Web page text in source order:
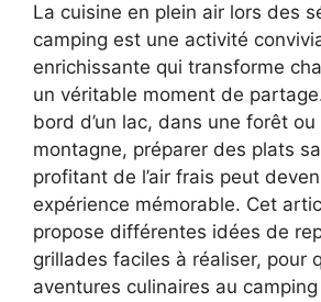
La cuisine en plein air lors des
camping est une activité
enrichissante qui transforme
un véritable moment de
bord d’un lac, dans une forêt ou
montagne, préparer des plats
profitant de l’air frais peut
expérience mémorable. Cet
propose différentes idées de
grillades faciles à réaliser, pour
aventures culinaires au